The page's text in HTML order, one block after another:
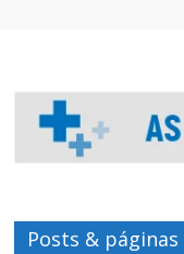
Posts &